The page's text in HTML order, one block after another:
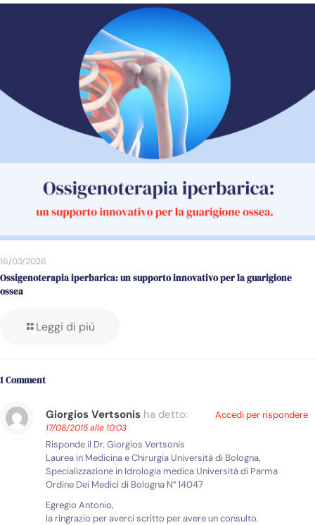
16/03/2026
Ossigenoterapia iperbarica: un supporto innovativo per la guarigione
ossea
Leggi di più
1 Comment
Giorgios Vertsonis ha detto:
17/08/2015 alle 10:03
Risponde il Dr. Giorgios Vertsonis
Laurea in Medicina e Chirurgia Università di Bologna,
Specializzazione in Idrologia medica Università di Parma
Ordine Dei Medici di Bologna N° 14047
Egregio Antonio,
la ringrazio per averci scritto per avere un consulto.
Accedi per rispondere